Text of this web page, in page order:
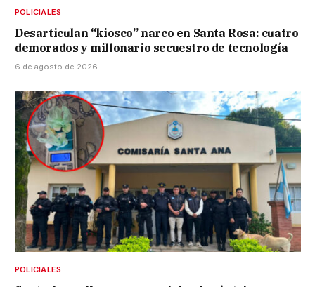
POLICIALES
Desarticulan “kiosco” narco en Santa Rosa: cuatro
demorados y millonario secuestro de tecnología
6 de agosto de 2026
POLICIALES